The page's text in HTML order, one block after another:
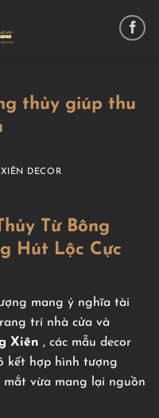
thủy giúp thu
DECOR
Từ Bông
Hút Lộc Cực
mang ý nghĩa tài
trí nhà cửa và
Xiên , các mẫu decor
kết hợp hình tượng
mắt vừa mang lại nguồn